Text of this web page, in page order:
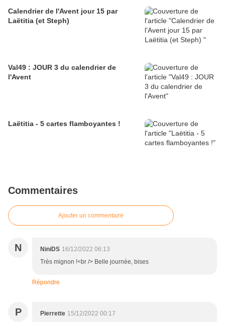
Calendrier de l'Avent jour 15 par
Laëtitia (et Steph)
Val49 : JOUR 3 du calendrier de
l'Avent
Laëtitia - 5 cartes flamboyantes !
Commentaires
Ajouter un commentaire
N NiniDS 16/12/2022 06:13
Très mignon !<br /> Belle journée, bises
Répondre
P Pierrette 15/12/2022 00:17